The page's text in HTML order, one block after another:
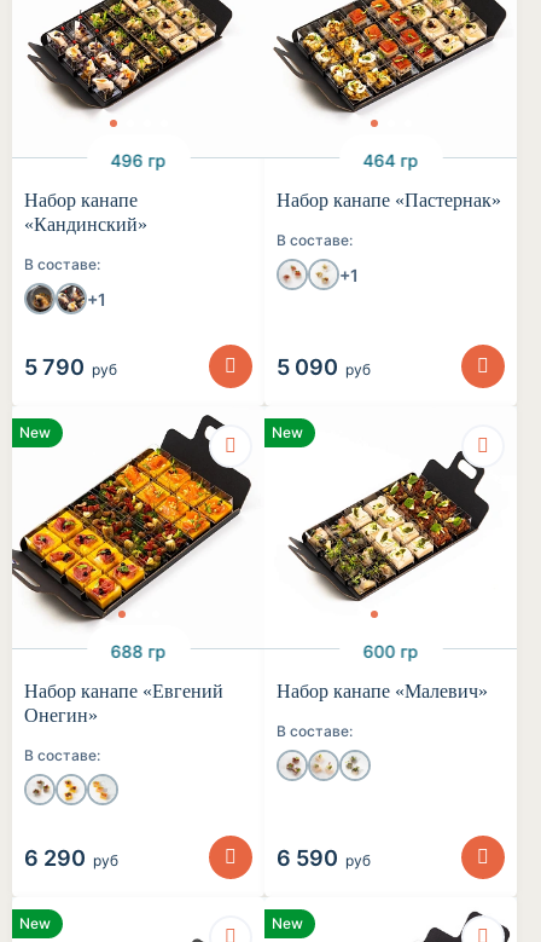
496 гр
Набор канапе
«Кандинский»
В составе:
+1
5 790 руб
464 гр
Набор канапе «Пастернак»
В составе:
+1
5 090 руб
New
688 гр
Набор канапе «Евгений
Онегин»
В составе:
6 290 руб
New
600 гр
Набор канапе «Малевич»
В составе:
6 590 руб
New New